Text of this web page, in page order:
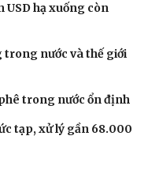
sống
yêu - Gia đình
USD hạ xuống còn
trong nước và thế giới
trong nước ổn định
tạp, xử lý gần 68.000